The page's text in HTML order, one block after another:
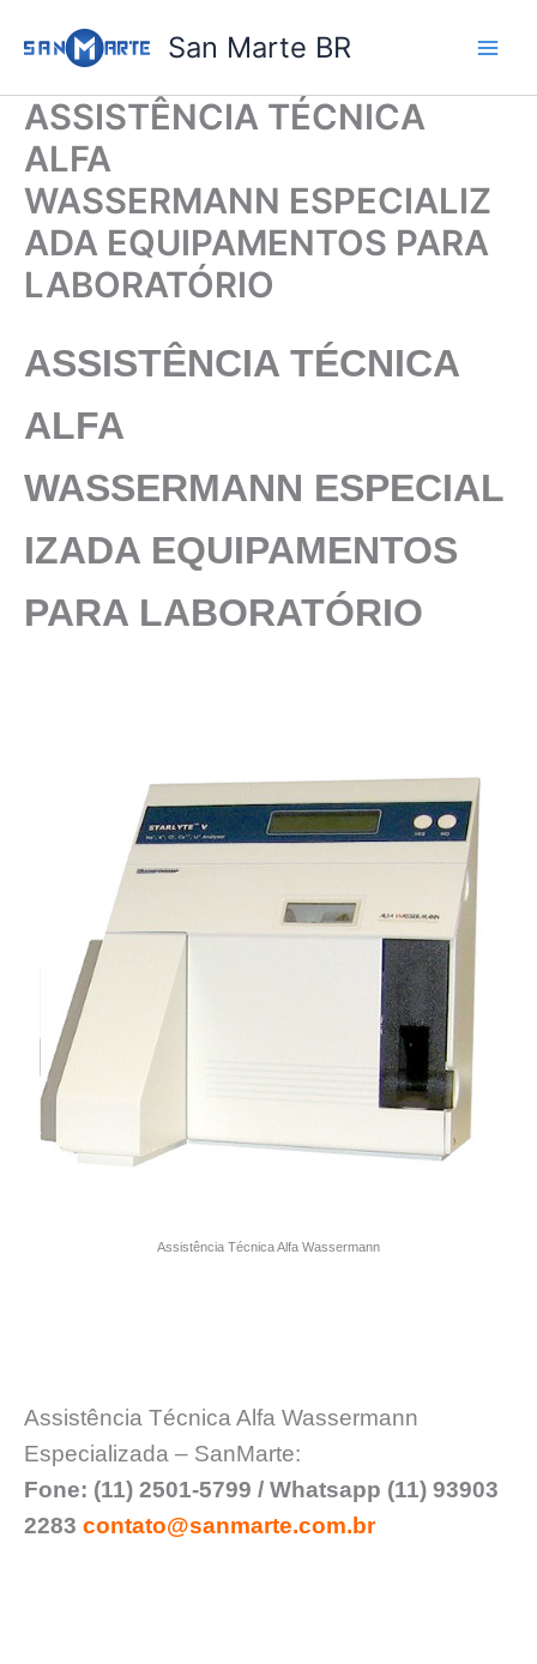
para
conteúdo
San Marte BR
ASSISTÊNCIA TÉCNICA
ALFA
WASSERMANN ESPECIALIZ
ADA EQUIPAMENTOS PARA
LABORATÓRIO
ASSISTÊNCIA TÉCNICA
ALFA
WASSERMANN ESPECIAL
IZADA EQUIPAMENTOS
PARA LABORATÓRIO
Assistência Técnica Alfa Wassermann
Assistência Técnica Alfa Wassermann
Especializada – SanMarte:
Fone: (11) 2501-5799 / Whatsapp (11) 93903
2283 contato@sanmarte.com.br